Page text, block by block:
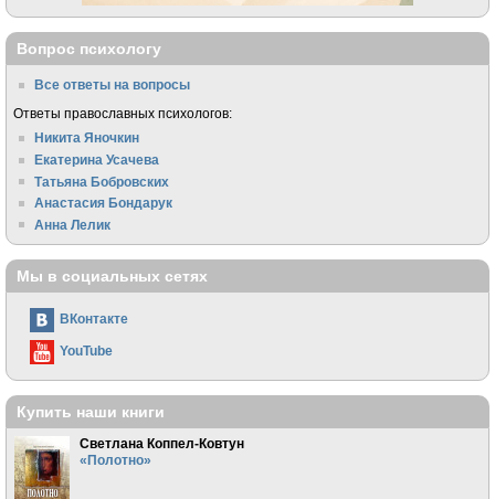
Вопрос психологу
Все ответы на вопросы
Ответы православных психологов:
Никита Яночкин
Екатерина Усачева
Татьяна Бобровских
Анастасия Бондарук
Анна Лелик
Мы в социальных сетях
ВКонтакте
YouTube
Купить наши книги
Светлана Коппел-Ковтун
«Полотно»